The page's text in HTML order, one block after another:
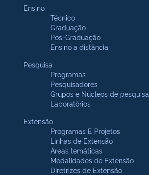
Ensino
Técnico
Graduação
Pós-Graduação
Ensino a distância
Pesquisa
Programas
Pesquisadores
Grupos e Núcleos de pesquisa
Laboratórios
Extensão
Programas E Projetos
Linhas de Extensão
Áreas temáticas
Modalidades de Extensão
Diretrizes de Extensão